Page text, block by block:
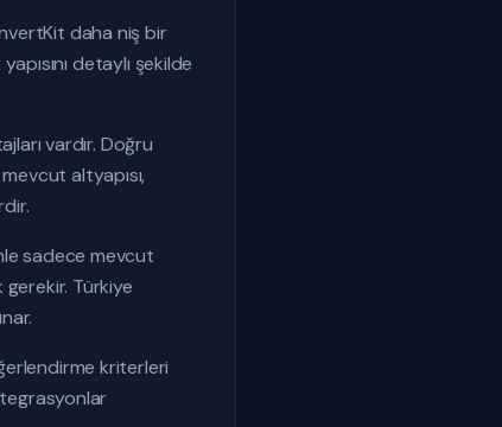
daha niş bir
detaylı şekilde
vardır. Doğru
altyapısı,
sadece mevcut
Türkiye
kriterleri